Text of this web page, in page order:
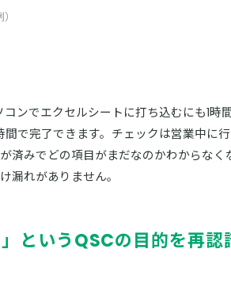
ンでエクセルシートに打ち込むにも1時
で完了できます。チェックは営業中に
済みでどの項目がまだなのかわからなく
漏れがありません。
というQSCの目的を再認